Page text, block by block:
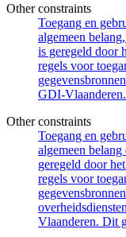
Other constraints
Toegang en
algemeen
is geregeld door
regels voor
GDI-
Other constraints
Toegang en
algemeen
geregeld door
regels voor
Vlaanderen. Dit